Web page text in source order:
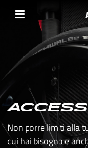
Non porre limiti alla
cui hai bisogno e
BELGIE
BELGIQUE